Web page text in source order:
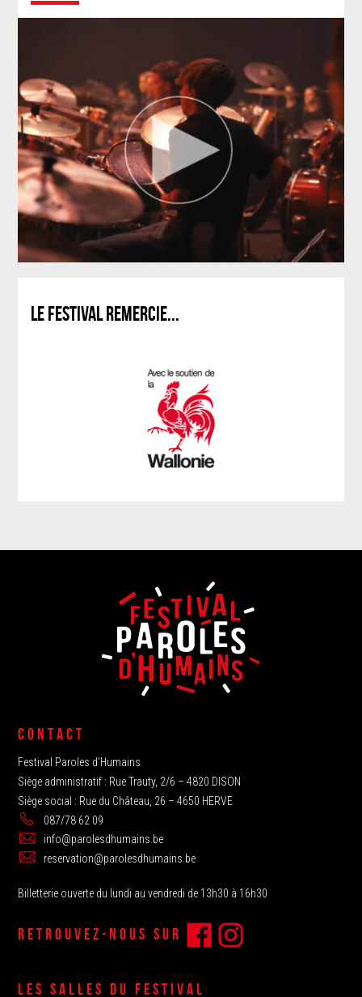
LE FESTIVAL REMERCIE...
CONTACT
Festival Paroles d’Humains
Siège administratif : Rue Trauty, 2/6 – 4820 DISON
Siège social : Rue du Château, 26 – 4650 HERVE
087/78 62 09
info@parolesdhumains.be
reservation@parolesdhumains.be
Billetterie ouverte du lundi au vendredi de 13h30 à 16h30
RETROUVEZ-NOUS SUR
LES SALLES DU FESTIVAL